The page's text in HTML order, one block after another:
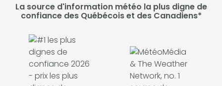
La source d'information météo la plus digne de
confiance des Québécois et des Canadiens*